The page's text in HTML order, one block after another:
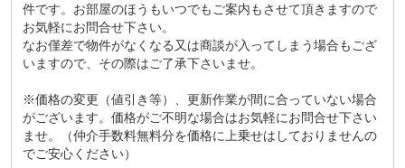
件です。お部屋のほうもいつでもご案内もさせて頂きますので
お気軽にお問合せ下さい。
なお僅差で物件がなくなる又は商談が入ってしまう場合もござ
いますので、その際はご了承下さいませ。
※価格の変更（値引き等）、更新作業が間に合っていない場合
がございます。価格がご不明な場合はお気軽にお問合せ下さい
ませ。（仲介手数料無料分を価格に上乗せはしておりませんの
でご安心ください）